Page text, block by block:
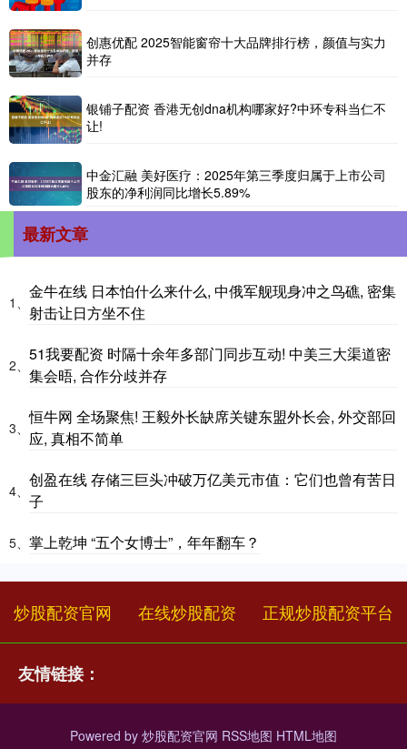
创惠优配 2025智能窗帘十大品牌排行榜，颜值与实力
并存
银铺子配资 香港无创dna机构哪家好?中环专科当仁不
让!
中金汇融 美好医疗：2025年第三季度归属于上市公司
股东的净利润同比增长5.89%
最新文章
1、
金牛在线 日本怕什么来什么, 中俄军舰现身冲之鸟礁, 密集
射击让日方坐不住
2、
51我要配资 时隔十余年多部门同步互动! 中美三大渠道密
集会晤, 合作分歧并存
3、
恒牛网 全场聚焦! 王毅外长缺席关键东盟外长会, 外交部回
应, 真相不简单
4、
创盈在线 存储三巨头冲破万亿美元市值：它们也曾有苦日
子
5、 掌上乾坤 “五个女博士”，年年翻车？
炒股配资官网 在线炒股配资 正规炒股配资平台
友情链接：
Powered by 炒股配资官网 RSS地图 HTML地图